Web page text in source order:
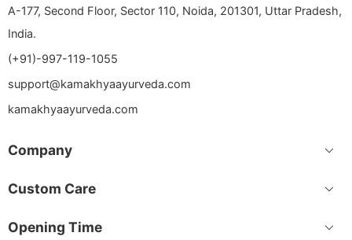
A-177, Second Floor, Sector 110, Noida, 201301, Uttar Pradesh,
India.
(+91)-997-119-1055
support@kamakhyaayurveda.com
kamakhyaayurveda.com
Company
Custom Care
Opening Time